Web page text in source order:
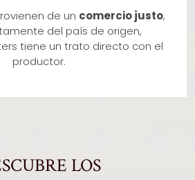
de un comercio justo,
del país de origen,
tiene un trato directo con el
productor.
LOS